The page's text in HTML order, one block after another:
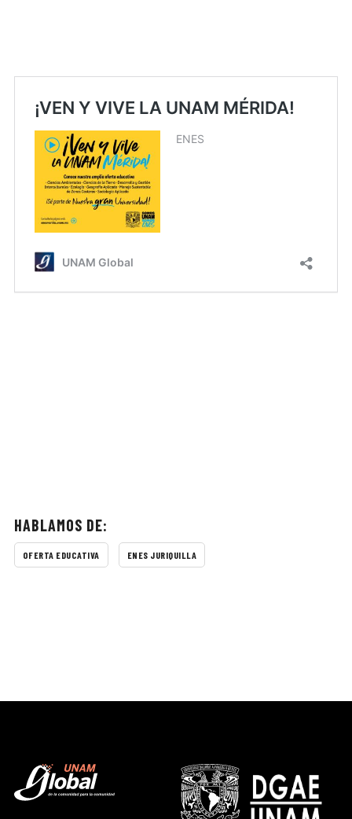
HABLAMOS DE:
OFERTA EDUCATIVA ENES JURIQUILLA